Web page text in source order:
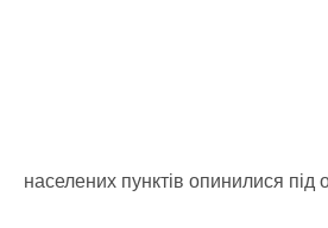
населених пунктів опинилися під